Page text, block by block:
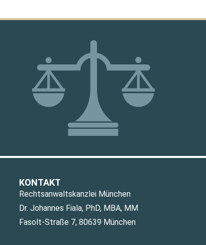
KONTAKT
Rechtsanwaltskanzlei München
Dr. Johannes Fiala, PhD, MBA, MM
Fasolt-Straße 7, 80639 München